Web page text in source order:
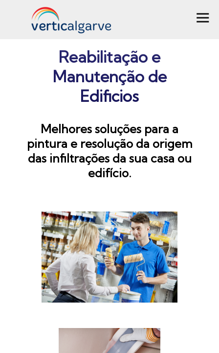
Reabilitação e
Manutenção de
Edificios
Melhores soluções para a
pintura e resolução da origem
das infiltrações da sua casa ou
edifício.